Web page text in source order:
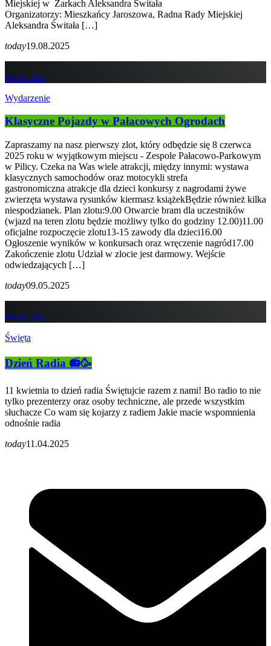
Miejskiej w Żarkach Aleksandra Świtała
Organizatorzy: Mieszkańcy Jaroszowa, Radna Rady Miejskiej
Aleksandra Świtała […]
today19.08.2025
insert_link
Wydarzenie
Klasyczne Pojazdy w Pałacowych Ogrodach
Zapraszamy na nasz pierwszy zlot, który odbędzie się 8 czerwca
2025 roku w wyjątkowym miejscu - Zespole Pałacowo-Parkowym
w Pilicy. Czeka na Was wiele atrakcji, między innymi: wystawa
klasycznych samochodów oraz motocykli strefa
gastronomiczna atrakcje dla dzieci konkursy z nagrodami żywe
zwierzęta wystawa rysunków kiermasz książekBędzie również kilka
niespodzianek. Plan zlotu:9.00 Otwarcie bram dla uczestników
(wjazd na teren zlotu będzie możliwy tylko do godziny 12.00)11.00
oficjalne rozpoczęcie zlotu13-15 zawody dla dzieci16.00
Ogłoszenie wyników w konkursach oraz wręczenie nagród17.00
Zakończenie zlotu Udział w zlocie jest darmowy. Wejście
odwiedzających […]
today09.05.2025
insert_link
Święta
Dzień Radia 📻🥳
11 kwietnia to dzień radia Świętujcie razem z nami! Bo radio to nie
tylko prezenterzy oraz osoby techniczne, ale przede wszystkim
słuchacze Co wam się kojarzy z radiem Jakie macie wspomnienia
odnośnie radia
today11.04.2025